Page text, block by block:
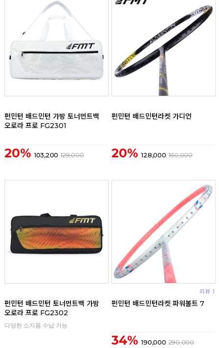
펀민턴 배드민턴 가방 토너먼트백
오로라 프로 FG2301
20% 103,200 129,000
펀민턴 배드민턴라켓 가디언
20% 128,000 160,000
펀민턴 배드민턴 토너먼트백 가방
오로라 프로 FG2302
다양한 소지품 수납 가능
리뷰 1
펀민턴 배드민턴라켓 파워볼트 7
34% 190,000 290,000